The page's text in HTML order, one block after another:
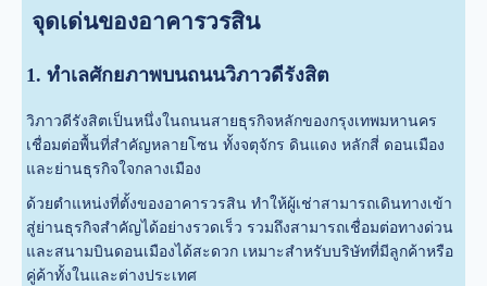
จุดเด่นของอาคารวรสิน
1. ทำเลศักยภาพบนถนนวิภาวดีรังสิต
วิภาวดีรังสิตเป็นหนึ่งในถนนสายธุรกิจหลักของกรุงเทพมหานคร
เชื่อมต่อพื้นที่สำคัญหลายโซน ทั้งจตุจักร ดินแดง หลักสี่ ดอนเมือง
และย่านธุรกิจใจกลางเมือง
ด้วยตำแหน่งที่ตั้งของอาคารวรสิน ทำให้ผู้เช่าสามารถเดินทางเข้า
สู่ย่านธุรกิจสำคัญได้อย่างรวดเร็ว รวมถึงสามารถเชื่อมต่อทางด่วน
และสนามบินดอนเมืองได้สะดวก เหมาะสำหรับบริษัทที่มีลูกค้าหรือ
คู่ค้าทั้งในและต่างประเทศ